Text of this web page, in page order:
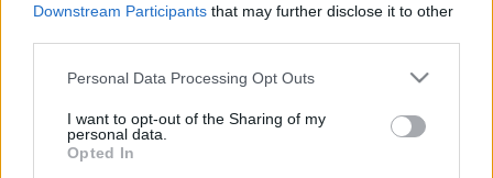
Downstream Participants that may further disclose it to other
Please note that this website/app uses one or more Google
not limited to your visit or usage behaviour. You may click to
grant or deny consent to Google and its third-party tags to
use your data for below specified purposes in below Google
Personal Data Processing Opt Outs
I want to opt-out of the Sharing of my
personal data.
Opted In
A magyar képviselő beszélt svéd és finn politikusok
Hende éretlenkedéssel hárított.
SKANDINÁV ZSÍROSKENYÉRTÚRÁJÁNAK?
2023. március. 08. 11:47